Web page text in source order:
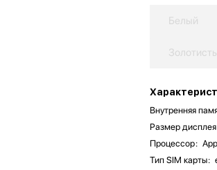
Белый
Внутренняя
Размер дисплея
Процессор:
Тип SIM карты: